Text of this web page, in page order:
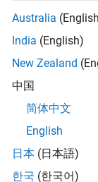
Australia
India (English)
New Zealand
中国
简体中文
English
日本 (日本語)
한국 (한국어)